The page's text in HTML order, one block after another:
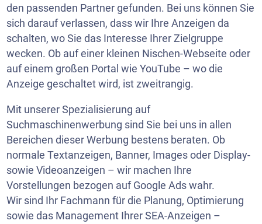
den passenden Partner gefunden. Bei uns können Sie
sich darauf verlassen, dass wir Ihre Anzeigen da
schalten, wo Sie das Interesse Ihrer Zielgruppe
wecken. Ob auf einer kleinen Nischen-Webseite oder
auf einem großen Portal wieYouTube – wo die
Anzeige geschaltet wird, ist zweitrangig.
Mit unserer Spezialisierung auf
Suchmaschinenwerbung sind Sie bei uns in allen
Bereichen dieser Werbung bestens beraten. Ob
normale Textanzeigen, Banner, Images oder Display-
sowie Videoanzeigen – wir machen Ihre
Vorstellungen bezogen auf Google Ads wahr.
Wir sind Ihr Fachmann für die Planung, Optimierung
sowie das Management Ihrer SEA-Anzeigen –